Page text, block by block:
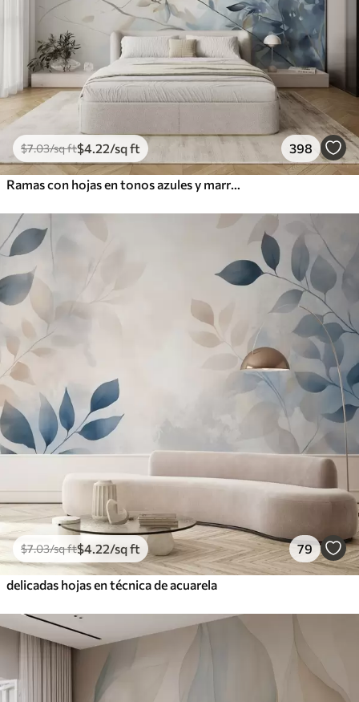
$7.03/sq ft$4 .22/sq ft 398
$7.03/sq ft$4.22/sq ft 79
delicadas hojas en técnica de acuarela